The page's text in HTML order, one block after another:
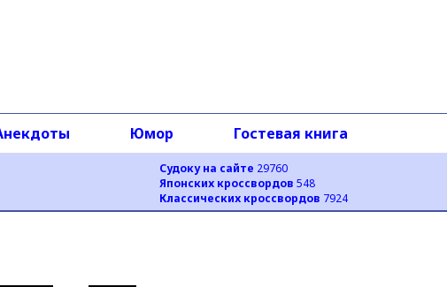
Судоку на сайте 29760
Японских кроссвордов 548
Классических кроссвордов 7924
Юмор Гостевая книга